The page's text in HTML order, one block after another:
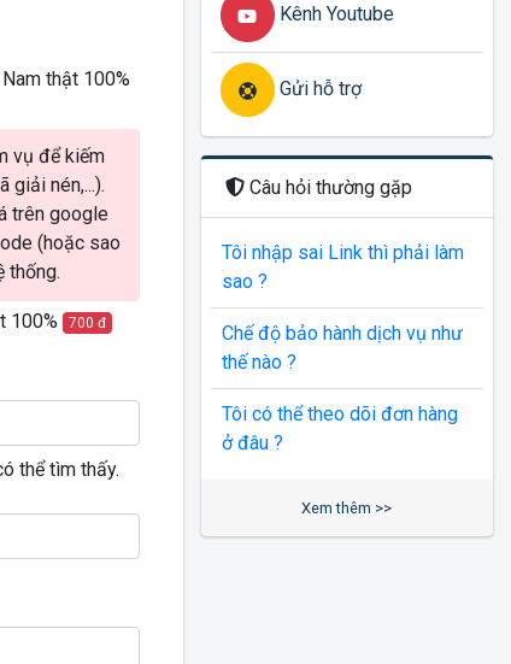
thật 100%
vụ để kiếm
giải nén,...).
trên google
(hoặc sao
thống.
100% 700 đ
thể tìm thấy.
Kênh Youtube
Gửi hỗ trợ
Câu hỏi thường gặp
Tôi nhập sai Link thì phải làm
sao ?
Chế độ bảo hành dịch vụ như
thế nào ?
Tôi có thể theo dõi đơn hàng
ở đâu ?
Xem thêm >>